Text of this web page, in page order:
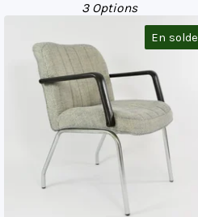
3 Options
En solde